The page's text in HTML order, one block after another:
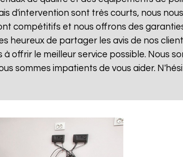
d'intervention sont très courts, nous
compétitifs et nous offrons des
heureux de partager les avis de nos
à offrir le meilleur service possible. Nous
sommes impatients de vous aider.